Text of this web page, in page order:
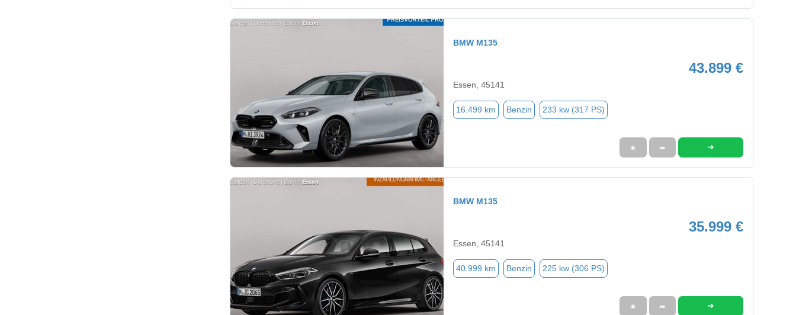
BMW M135
43.899 €
Essen, 45141
16.499 km Benzin 233 kw (317 PS)
★ ➦ ➜
BMW M135
35.999 €
Essen, 45141
40.999 km Benzin 225 kw (306 PS)
★ ➦ ➜